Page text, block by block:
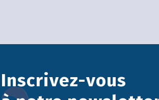
Inscrivez-vous